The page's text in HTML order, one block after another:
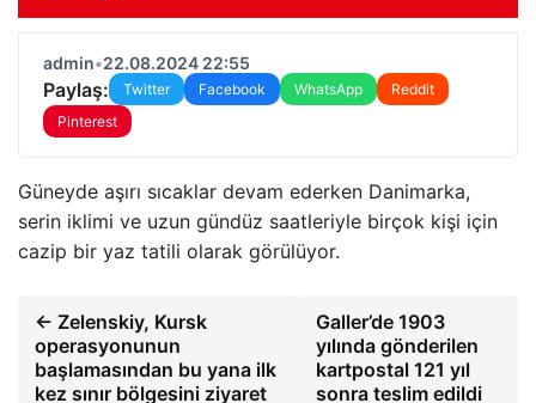
admin•22.08.2024 22:55
Paylaş: Twitter Facebook WhatsApp
Reddit
Pinterest
Güneyde aşırı sıcaklar devam ederken Danimarka,
serin iklimi ve uzun gündüz saatleriyle birçok kişi için
cazip bir yaz tatili olarak görülüyor.
← Zelenskiy, Kursk
operasyonunun
başlamasından bu yana ilk
kez sınır bölgesini ziyaret
Galler’de 1903
yılında gönderilen
kartpostal 121 yıl
sonra teslim edildi